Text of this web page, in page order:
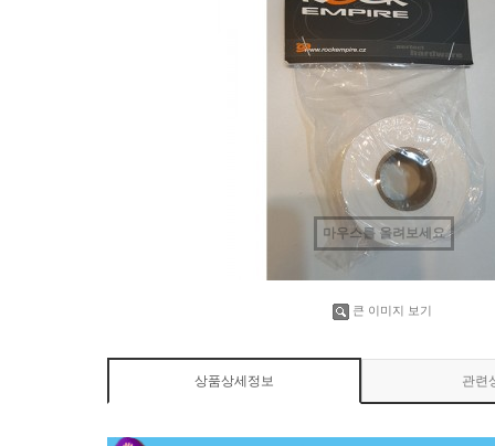
마우스를 올려보세요
큰 이미지 보기
상품상세정보 관련